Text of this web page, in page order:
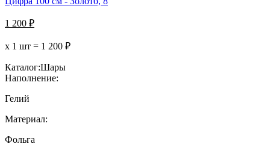
1 200 ₽
х 1 шт = 1 200 ₽
Каталог:Шары
Наполнение:
Гелий
Материал:
Фольга